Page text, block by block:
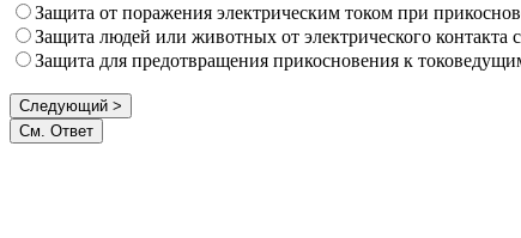
Защита от поражения электрическим током при
Защита людей или животных от электрического
Защита для предотвращения прикосновения к